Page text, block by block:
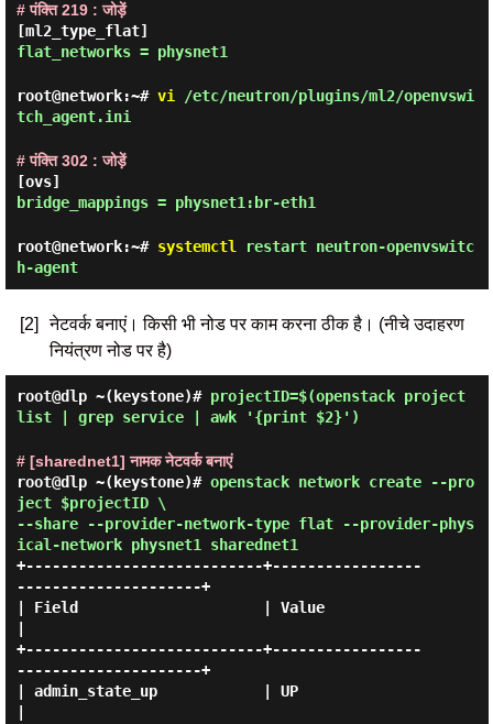
# पंक्ति 219 : जोड़ें
[ml2_type_flat]
flat_networks = physnet1
root@network:~# vi /etc/neutron/plugins/ml2/openvswi
tch_agent.ini
# पंक्ति 302 : जोड़ें
[ovs]
bridge_mappings = physnet1:br-eth1
root@network:~# systemctl restart neutron-openvswitc
h-agent
[2]
नेटवर्क बनाएं। किसी भी नोड पर काम करना ठीक है। (नीचे उदाहरण
नियंत्रण नोड पर है)
root@dlp ~(keystone)# projectID=$(openstack project
list | grep service | awk '{print $2}')
# [sharednet1] नामक नेटवर्क बनाएं
root@dlp ~(keystone)# openstack network create --pro
ject $projectID \
--share --provider-network-type flat --provider-phys
ical-network physnet1 sharednet1
+---------------------------+-----------------
---------------------+
| Field                     | Value
+---------------------------+-----------------
---------------------+
| admin_state_up            | UP